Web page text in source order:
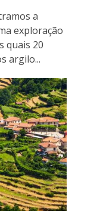
a
exploração
quais 20
argilo...